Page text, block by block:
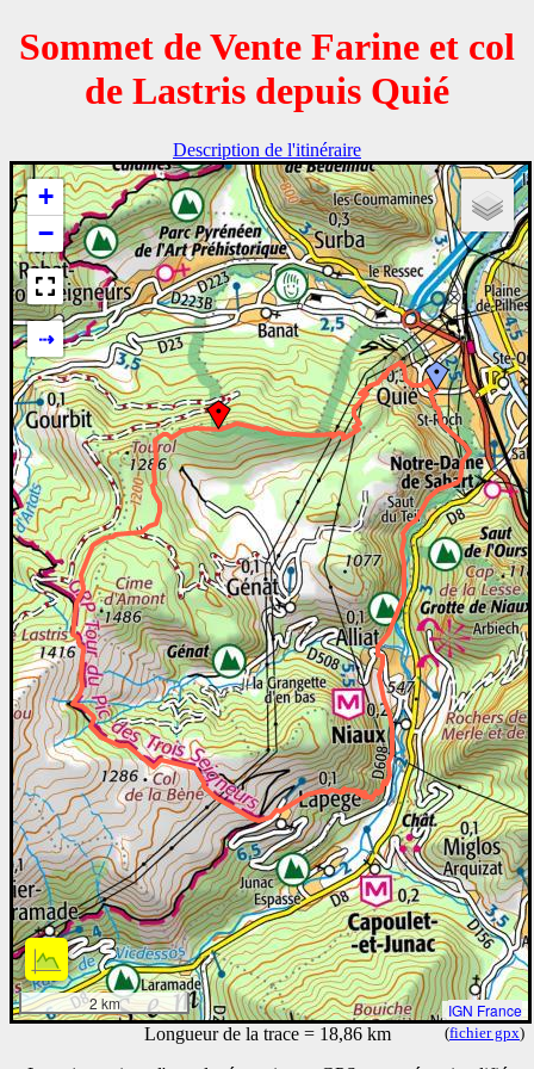
Sommet de Vente Farine et col
de Lastris depuis Quié
Description de l'itinéraire
+
−
⇢
2 km IGN France
(fichier gpx)
Longueur de la trace = 18,86 km